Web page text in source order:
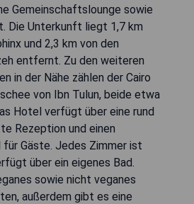
Gemeinschaftslounge sowie
Die Unterkunft liegt 1,7 km
und 2,3 km von den
entfernt. Zu den weiteren
in der Nähe zählen der Cairo
von Ibn Tulun, beide etwa
Hotel verfügt über eine rund
Rezeption und einen
für Gäste. Jedes Zimmer ist
über ein eigenes Bad.
sowie nicht veganes
außerdem gibt es eine